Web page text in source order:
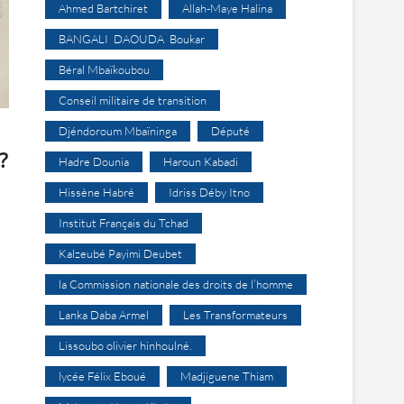
Ahmed Bartchiret Allah-Maye Halina
BANGALI DAOUDA Boukar
Béral Mbaïkoubou
Conseil militaire de transition
Djéndoroum Mbaïninga Député
Hadre Dounia Haroun Kabadi
Hissène Habré Idriss Déby Itno
Institut Français du Tchad
Kalzeubé Payimi Deubet
la Commission nationale des droits de l’homme
Lanka Daba Armel Les Transformateurs
Lissoubo olivier hinhoulné.
lycée Félix Eboué Madjiguene Thiam